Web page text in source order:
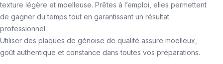
texture légère et moelleuse. Prêtes à l’emploi, elles permettent
de gagner du temps tout en garantissant un résultat
professionnel.
Utiliser des plaques de génoise de qualité assure moelleux,
goût authentique et constance dans toutes vos préparations.